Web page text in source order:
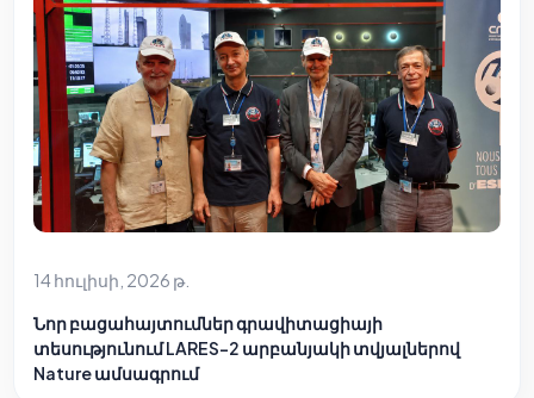
14 հուլիսի, 2026 թ.
Նոր բացահայտումներ գրավիտացիայի
տեսությունում LARES-2 արբանյակի տվյալներով
Nature ամսագրում